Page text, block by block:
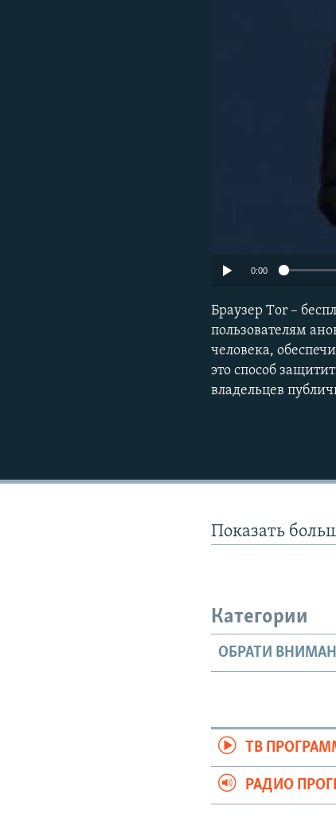
0:00
Браузер Тor –
пользователям
человека,
это способ
владельцев
Показать
Категории
ОБРАТИ
ТВ
РАДИО